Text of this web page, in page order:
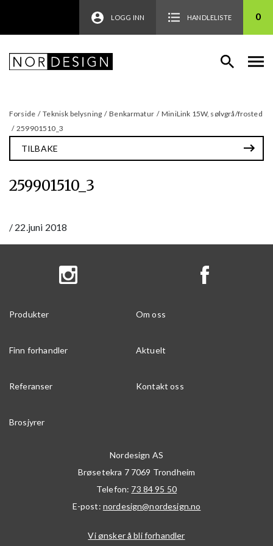
LOGG INN HANDLELISTE 0
Forside / Teknisk belysning / Benkarmatur / MiniLink 15W, sølvgrå/frosted
/ 259901510_3
TILBAKE
259901510_3
/ 22.juni 2018
Produkter Om oss
Finn forhandler Aktuelt
Referanser Kontakt oss
Brosjyrer
Nordesign AS
Brøsetekra 7 7069 Trondheim
Telefon: 73 84 95 50
E-post: nordesign@nordesign.no
Vi ønsker å bli forhandler